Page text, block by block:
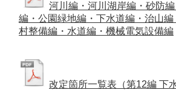
河川編・河川湖岸編・砂防
編・公園緑地編・下水道編・治山
村整備編・水道編・機械電気設備編
改定箇所一覧表（第12編 下